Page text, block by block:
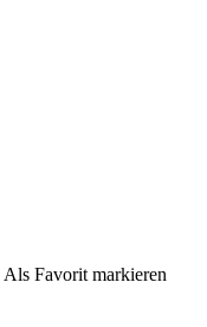
Als Favorit markieren